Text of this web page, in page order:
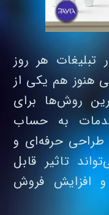
تبلیغات هر روز
هنوز هم یکی از
روش‌ها برای
به‌ حساب
طراحی حرفه‌ای و
تاثیر قابل‌
افزایش فروش